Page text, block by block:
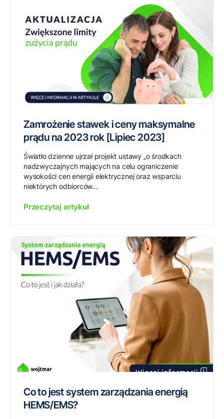
Zamrożenie stawek i ceny maksymalne
prądu na 2023 rok [Lipiec 2023]
Światło dzienne ujrzał projekt ustawy „o środkach
nadzwyczajnych mających na celu ograniczenie
wysokości cen energii elektrycznej oraz wsparciu
niektórych odbiorców...
Przeczytaj artykuł
Co to jest system zarządzania energią
HEMS/EMS?